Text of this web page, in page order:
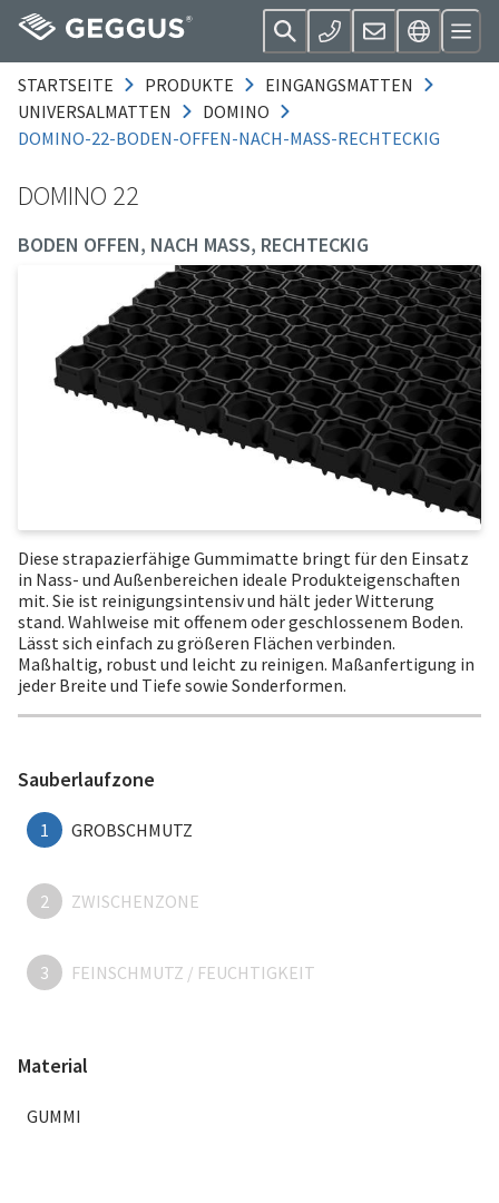
STARTSEITE PRODUKTE
EINGANGSMATTEN
UNIVERSALMATTEN
DOMINO
DOMINO-22-BODEN-OFFEN-NACH-MASS-RECHTECKIG
DOMINO 22
BODEN OFFEN, NACH MASS, RECHTECKIG
Diese strapazierfähige Gummimatte bringt für den Einsatz
in Nass- und Außenbereichen ideale Produkteigenschaften
mit. Sie ist reinigungsintensiv und hält jeder Witterung
stand. Wahlweise mit offenem oder geschlossenem Boden.
Lässt sich einfach zu größeren Flächen verbinden.
Maßhaltig, robust und leicht zu reinigen. Maßanfertigung in
jeder Breite und Tiefe sowie Sonderformen.
Sauberlaufzone
1 GROBSCHMUTZ
2 ZWISCHENZONE
3 FEINSCHMUTZ / FEUCHTIGKEIT
Material
GUMMI